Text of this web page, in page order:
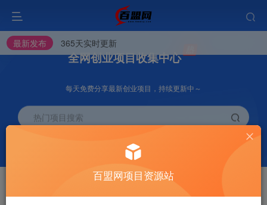
全网创业项目收集中心
每天免费分享最新创业项目，持续更新中～
热门项目搜索
最新发布 365天实时更新
百盟网项目资源站